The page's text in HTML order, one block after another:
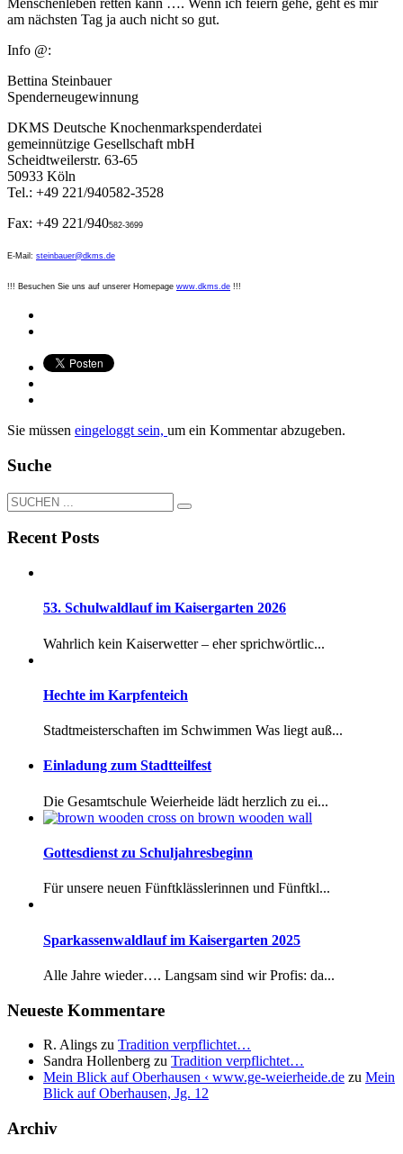
Menschenleben retten kann …. Wenn ich feiern gehe, geht es mir
am nächsten Tag ja auch nicht so gut.
Info @:
Bettina Steinbauer
Spenderneugewinnung
DKMS Deutsche Knochenmarkspenderdatei
gemeinnützige Gesellschaft mbH
Scheidtweilerstr. 63-65
50933 Köln
Tel.: +49 221/940582-3528
Fax: +49 221/940582-3699
E-Mail: steinbauer@dkms.de
!!! Besuchen Sie uns auf unserer Homepage www.dkms.de !!!
Sie müssen eingeloggt sein, um ein Kommentar abzugeben.
Suche
Recent Posts
53. Schulwaldlauf im Kaisergarten 2026
Wahrlich kein Kaiserwetter – eher sprichwörtlic...
Hechte im Karpfenteich
Stadtmeisterschaften im Schwimmen Was liegt auß...
Einladung zum Stadtteilfest
Die Gesamtschule Weierheide lädt herzlich zu ei...
Gottesdienst zu Schuljahresbeginn
Für unsere neuen Fünftklässlerinnen und Fünftkl...
Sparkassenwaldlauf im Kaisergarten 2025
Alle Jahre wieder…. Langsam sind wir Profis: da...
Neueste Kommentare
R. Alings zu Tradition verpflichtet…
Sandra Hollenberg zu Tradition verpflichtet…
Mein Blick auf Oberhausen ‹ www.ge-weierheide.de zu Mein
Blick auf Oberhausen, Jg. 12
Archiv